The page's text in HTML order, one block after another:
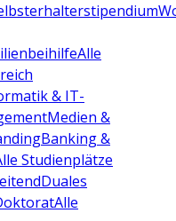
Alle
& IT-
Medien &
Banking &
Studienplätze
Duales
Alle